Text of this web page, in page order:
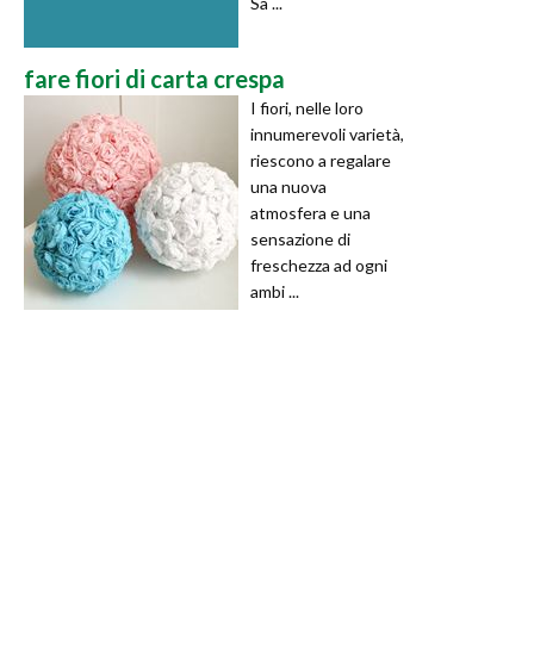
fare fiori di carta crespa
I fiori, nelle loro
innumerevoli varietà,
riescono a regalare
una nuova
atmosfera e una
sensazione di
freschezza ad ogni
ambi ...